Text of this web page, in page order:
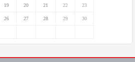
19 20 21 22 23
26 27 28 29 30